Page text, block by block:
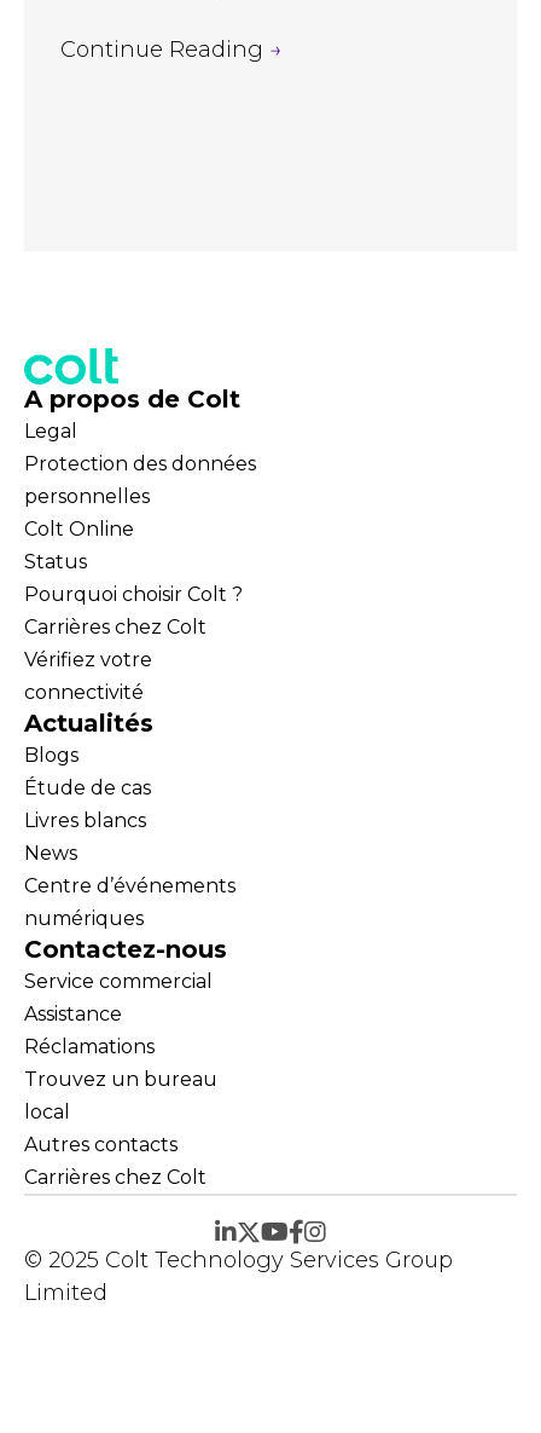
Continue Reading →
A propos de Colt
Legal
Protection des données
personnelles
Colt Online
Status
Pourquoi choisir Colt ?
Carrières chez Colt
Vérifiez votre
connectivité
Actualités
Blogs
Étude de cas
Livres blancs
News
Centre d’événements
numériques
Contactez-nous
Service commercial
Assistance
Réclamations
Trouvez un bureau
local
Autres contacts
Carrières chez Colt
© 2025 Colt Technology Services Group
Limited